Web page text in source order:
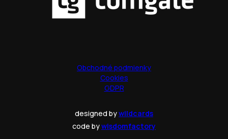
Obchodné podmienky
Cookies
GDPR
designed bywildcards
code bywisdomfactory